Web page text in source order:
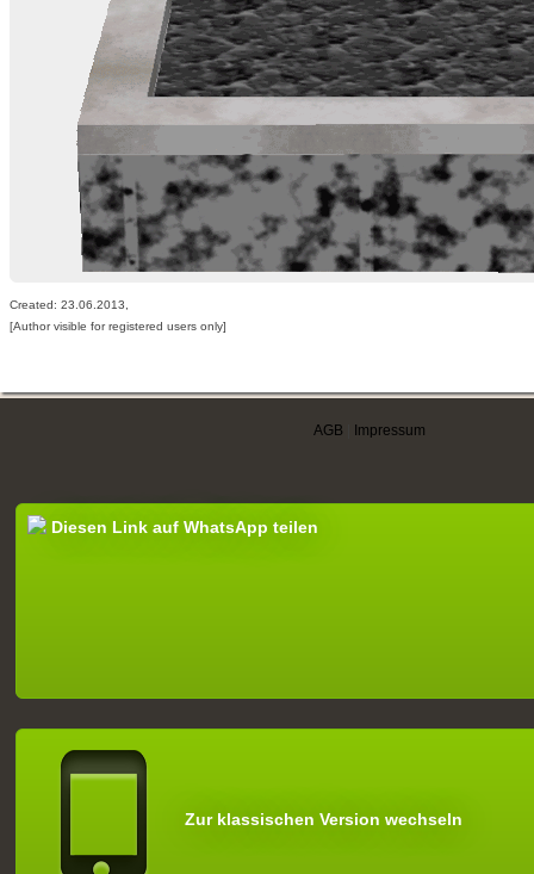
Created: 23.06.2013,
[Author visible for registered users only]
AGB Impressum
Diesen Link auf WhatsApp teilen
Zur klassischen Version wechseln